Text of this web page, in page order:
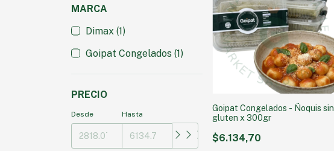
MARCA
Dimax (1)
Goipat Congelados (1)
PRECIO
Desde Hasta
Goipat Congelados - Ñoquis sin
gluten x 300gr
$6.134,70